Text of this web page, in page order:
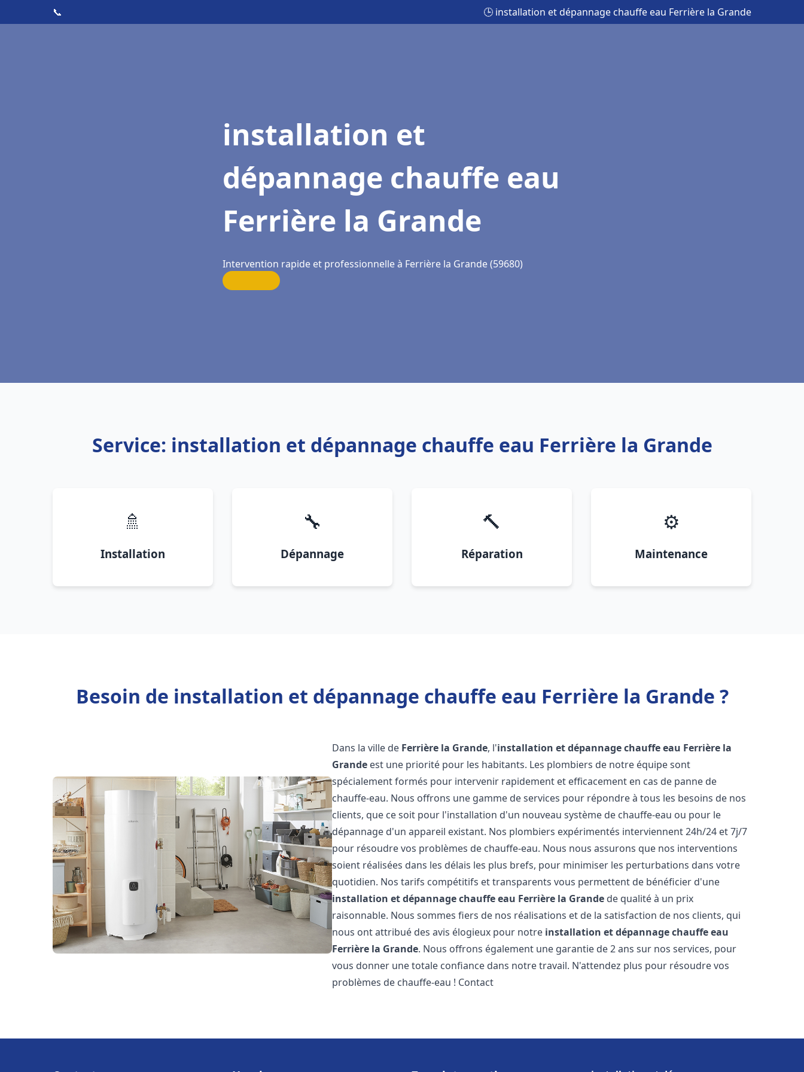
📞 🕒 installation et dépannage chauffe eau Ferrière la Grande
installation et
dépannage chauffe eau
Ferrière la Grande
Intervention rapide et professionnelle à Ferrière la Grande (59680)
Service: installation et dépannage chauffe eau Ferrière la Grande
🚿
Installation
🔧
Dépannage
🔨
Réparation
⚙️
Maintenance
Besoin de installation et dépannage chauffe eau Ferrière la Grande ?
Dans la ville de Ferrière la Grande, l'installation et dépannage chauffe eau Ferrière la
Grande est une priorité pour les habitants. Les plombiers de notre équipe sont
spécialement formés pour intervenir rapidement et efficacement en cas de panne de
chauffe-eau. Nous offrons une gamme de services pour répondre à tous les besoins de nos
clients, que ce soit pour l'installation d'un nouveau système de chauffe-eau ou pour le
dépannage d'un appareil existant. Nos plombiers expérimentés interviennent 24h/24 et 7j/7
pour résoudre vos problèmes de chauffe-eau. Nous nous assurons que nos interventions
soient réalisées dans les délais les plus brefs, pour minimiser les perturbations dans votre
quotidien. Nos tarifs compétitifs et transparents vous permettent de bénéficier d'une
installation et dépannage chauffe eau Ferrière la Grande de qualité à un prix
raisonnable. Nous sommes fiers de nos réalisations et de la satisfaction de nos clients, qui
nous ont attribué des avis élogieux pour notre installation et dépannage chauffe eau
Ferrière la Grande. Nous offrons également une garantie de 2 ans sur nos services, pour
vous donner une totale confiance dans notre travail. N'attendez plus pour résoudre vos
problèmes de chauffe-eau ! Contact